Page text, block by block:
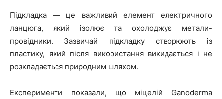
Підкладка — це важливий елемент електричного
ланцюга, який ізолює та охолоджує метали-
провідники. Зазвичай підкладку створюють із
пластику, який після використання викидається і не
розкладається природним шляхом.
Експерименти показали, що міцелій Ganoderma